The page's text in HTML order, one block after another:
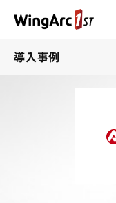
導入事例